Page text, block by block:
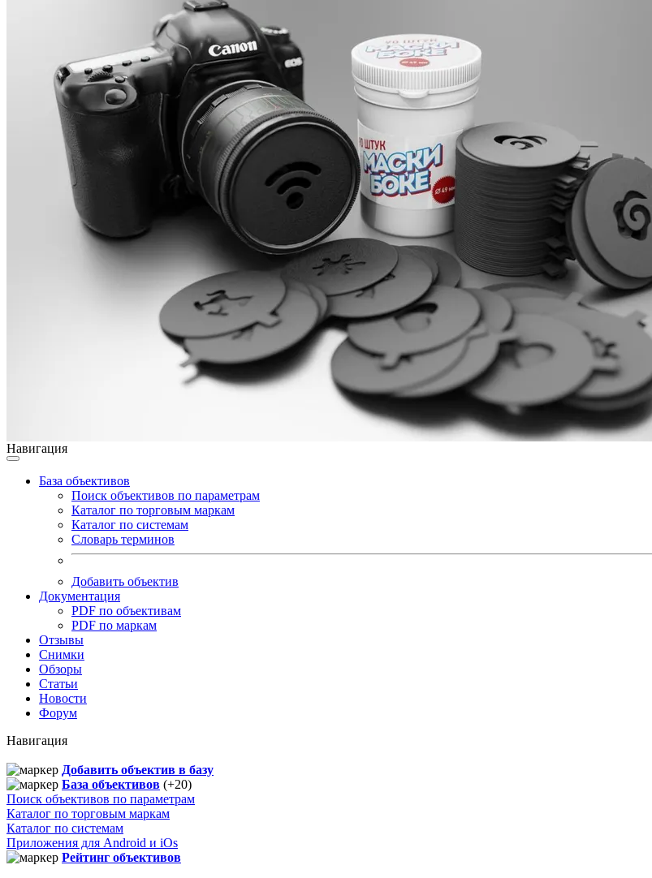
Навигация
База объективов
Поиск объективов по параметрам
Каталог по торговым маркам
Каталог по системам
Словарь терминов
Добавить объектив
Документация
PDF по объективам
PDF по маркам
Отзывы
Снимки
Обзоры
Статьи
Новости
Форум
Навигация
Добавить объектив в базу
База объективов (+20)
Поиск объективов по параметрам
Каталог по торговым маркам
Каталог по системам
Приложения для Android и iOs
Рейтинг объективов